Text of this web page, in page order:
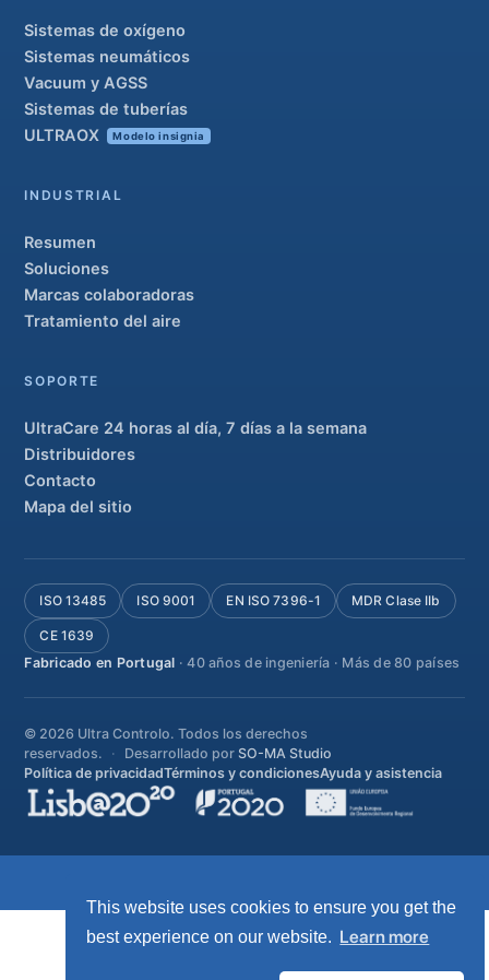
This website uses cookies to ensure you get the
best experience on our website. Learn more
Sistemas de oxígeno
Sistemas neumáticos
Vacuum y AGSS
Sistemas de tuberías
ULTRAOX
Modelo insignia
INDUSTRIAL
Resumen
Soluciones
Marcas colaboradoras
Tratamiento del aire
SOPORTE
UltraCare 24 horas al día, 7 días a la semana
Distribuidores
Contacto
Mapa del sitio
ISO 13485 ISO 9001 EN ISO 7396-1 MDR Clase IIb
CE 1639
Fabricado en Portugal · 40 años de ingeniería · Más de 80 países
© 2026 Ultra Controlo. Todos los derechos
reservados.
Desarrollado porSO-MA Studio
Política de privacidadTérminos y condicionesAyuda y asistencia